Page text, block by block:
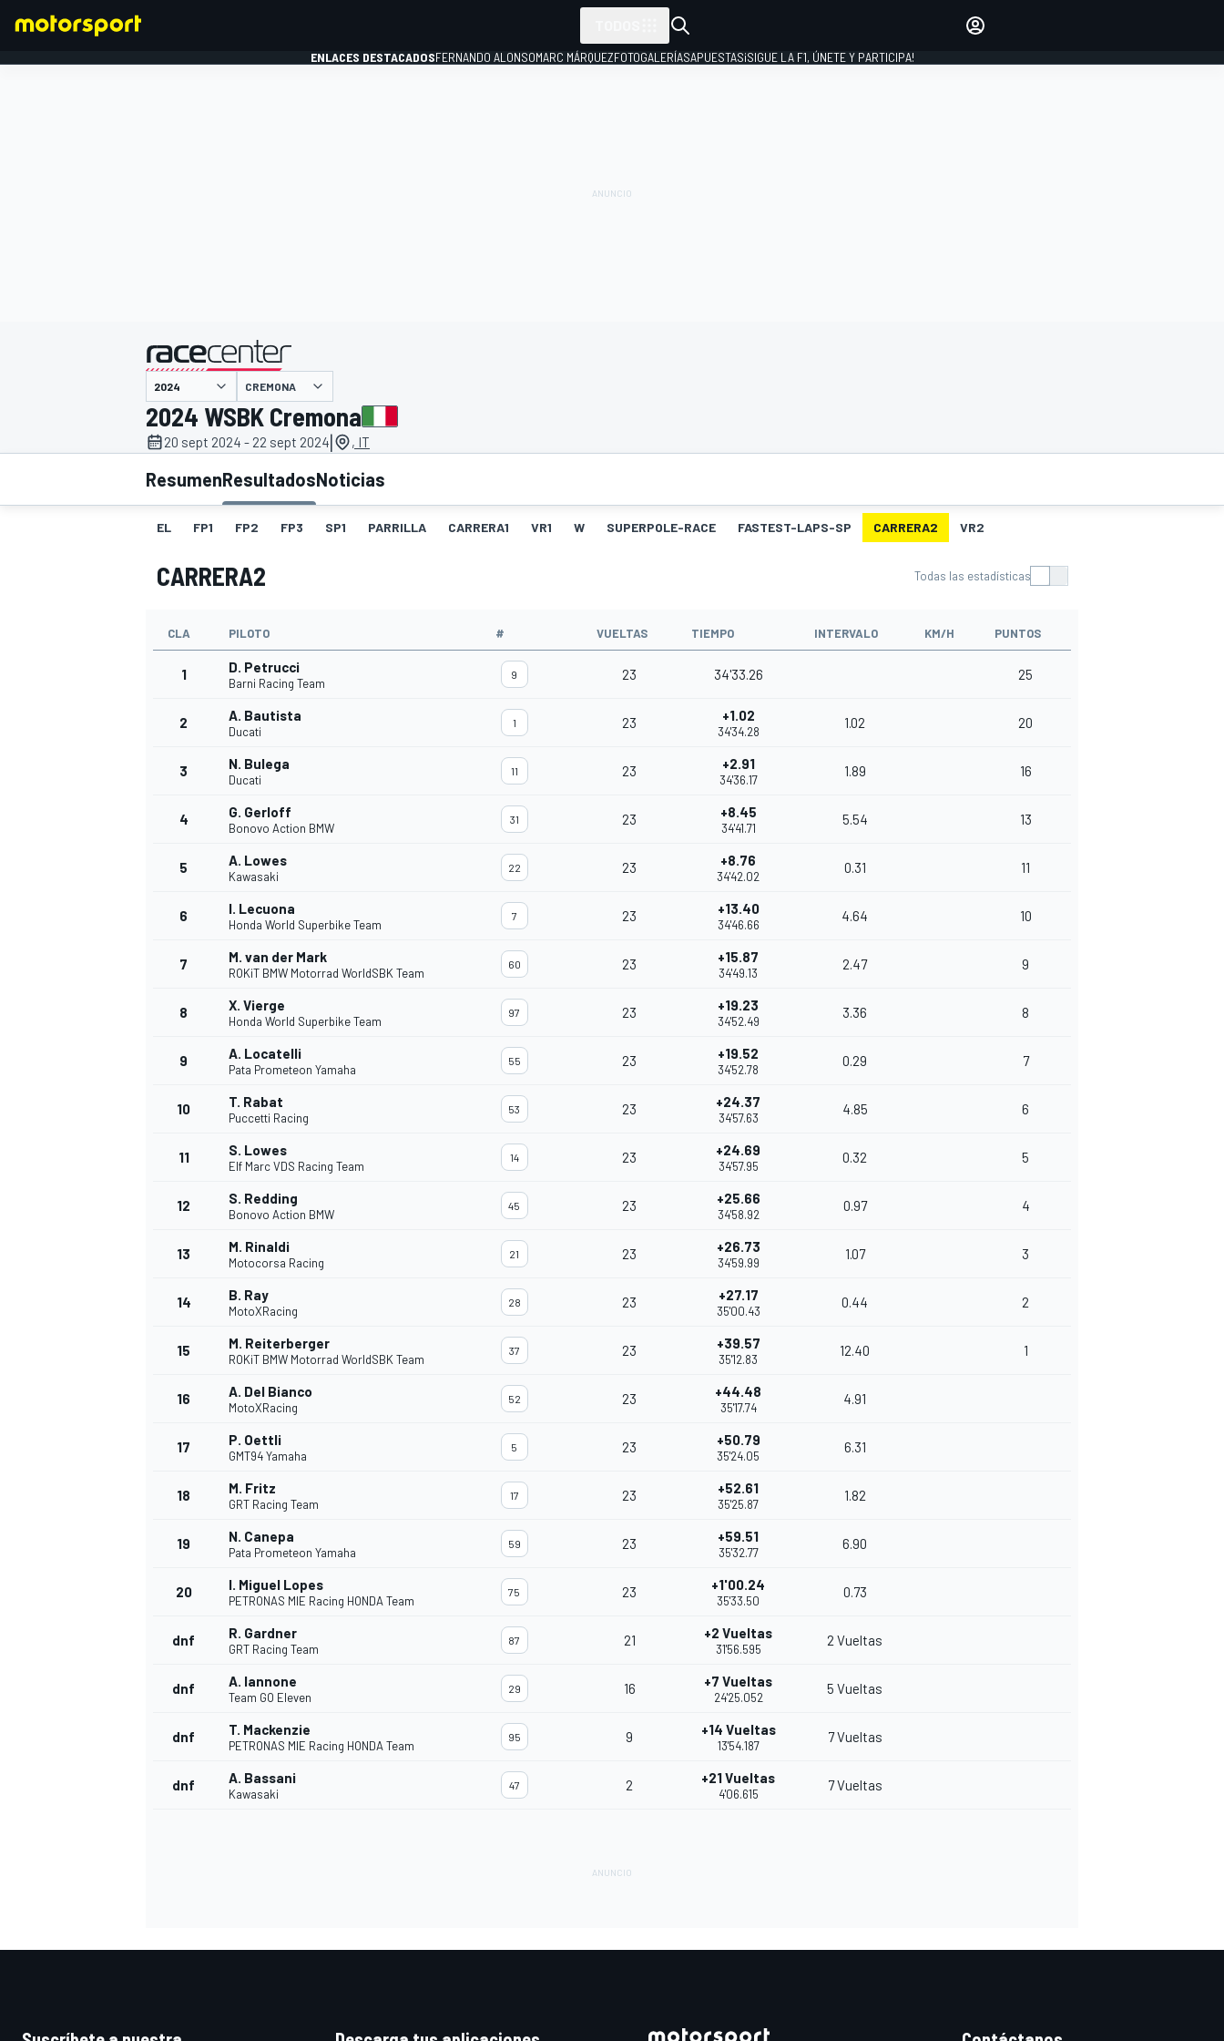
INDYCAR WRC
ENLACES DESTACADOSFERNANDO ALONSOMARC MÁRQUEZFOTOGALERÍASAPUESTAS¡SIGUE LA F1, ÚNETE Y PARTICIPA!
presentado por
CREMONA
2024 WSBK Cremona
20 sept 2024 - 22 sept 2024| , IT
ResumenResultadosNoticias
EL FP1 FP2 FP3 SP1 PARRILLA CARRERA1 VR1 W SUPERPOLE-RACE FASTEST-LAPS-SP CARRERA2 VR2
CARRERA2 Todas las estadísticas
CLA PILOTO # VUELTAS TIEMPO INTERVALO KM/H PUNTOS
1 D. Petrucci
Barni Racing Team
9 23 34'33.26 25
2 A. Bautista
Ducati
1 23 +1.02
34'34.28
1.02 20
3 N. Bulega
Ducati
11 23 +2.91
34'36.17
1.89 16
4 G. Gerloff
Bonovo Action BMW
31 23 +8.45
34'41.71
5.54 13
5 A. Lowes
Kawasaki
22 23 +8.76
34'42.02
0.31 11
6 I. Lecuona
Honda World Superbike Team
7 23 +13.40
34'46.66
4.64 10
7 M. van der Mark
ROKiT BMW Motorrad WorldSBK Team
60 23 +15.87
34'49.13
2.47 9
8 X. Vierge
Honda World Superbike Team
97 23 +19.23
34'52.49
3.36 8
9 A. Locatelli
Pata Prometeon Yamaha
55 23 +19.52
34'52.78
0.29 7
10 T. Rabat
Puccetti Racing
53 23 +24.37
34'57.63
4.85 6
11 S. Lowes
Elf Marc VDS Racing Team
14 23 +24.69
34'57.95
0.32 5
12 S. Redding
Bonovo Action BMW
45 23 +25.66
34'58.92
0.97 4
13 M. Rinaldi
Motocorsa Racing
21 23 +26.73
34'59.99
1.07 3
14 B. Ray
MotoXRacing
28 23 +27.17
35'00.43
0.44 2
15 M. Reiterberger
ROKiT BMW Motorrad WorldSBK Team
37 23 +39.57
35'12.83
12.40 1
16 A. Del Bianco
MotoXRacing
52 23 +44.48
35'17.74
4.91
17 P. Oettli
GMT94 Yamaha
5 23 +50.79
35'24.05
6.31
18 M. Fritz
GRT Racing Team
17 23 +52.61
35'25.87
1.82
19 N. Canepa
Pata Prometeon Yamaha
59 23 +59.51
35'32.77
6.90
20 I. Miguel Lopes
PETRONAS MIE Racing HONDA Team
75 23 +1'00.24
35'33.50
0.73
dnf R. Gardner
GRT Racing Team
87 21 +2 Vueltas
31'56.595
2 Vueltas
dnf A. Iannone
Team GO Eleven
29 16 +7 Vueltas
24'25.052
5 Vueltas
dnf T. Mackenzie
PETRONAS MIE Racing HONDA Team
95 9 +14 Vueltas
13'54.187
7 Vueltas
dnf A. Bassani
Kawasaki
47 2 +21 Vueltas
4'06.615
7 Vueltas